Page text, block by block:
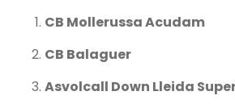
CB Mollerussa Acudam
CB Balaguer
Asvolcall Down Lleida